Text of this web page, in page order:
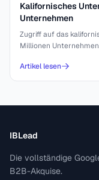
Kalifornisches
Unternehmen
Zugriff auf das
Millionen
Artikel lesen
IBLead
Die vollständige
B2B-Akquise.